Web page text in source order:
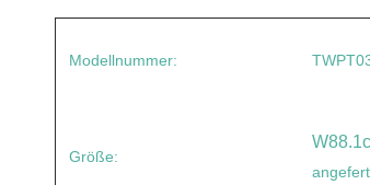
Modellnummer:
Größe: